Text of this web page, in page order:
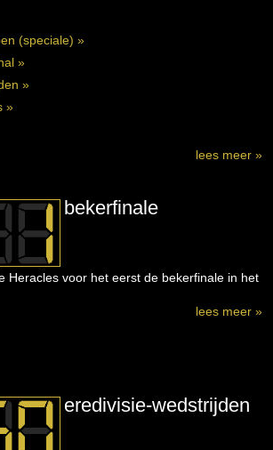
(speciale) »
»
»
»
lees meer »
bekerfinale
Heracles voor het eerst de bekerfinale in het
lees meer »
eredivisie-wedstrijden